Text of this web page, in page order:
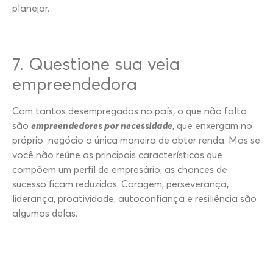
planejar.
7. Questione sua veia
empreendedora
Com tantos desempregados no país, o que não falta
são empreendedores por necessidade, que enxergam no
próprio negócio a única maneira de obter renda. Mas se
você não reúne as principais características que
compõem um perfil de empresário, as chances de
sucesso ficam reduzidas. Coragem, perseverança,
liderança, proatividade, autoconfiança e resiliência são
algumas delas.